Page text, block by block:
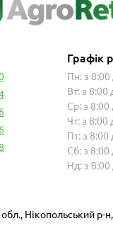
Графік
Пн: з 8:00
Вт: з 8:00
Ср: з 8:00
Чт: з 8:00
Пт: з 8:00
Сб: з 8:00
Нд: з 8:00
Нікопольський р-